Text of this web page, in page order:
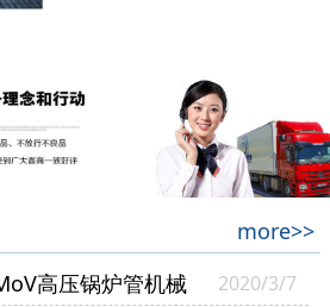
more>>
高压锅炉管机械
2020/3/7